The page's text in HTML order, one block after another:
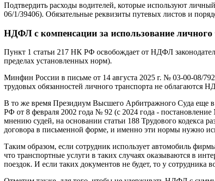
Подтвердить расходы водителей, которые используют
06/1/39406). Обязательные реквизиты путевых листов и
НДФЛ с компенсации за использование личного
Пункт 1 статьи 217 НК РФ освобождает от НДФЛ
пределах установленных норм).
Минфин России в письме от 14 августа 2025 г. № 03-00-08/
трудовых обязанностей личного транспорта не облагаются
В то же время Президиум Высшего Арбитражного Суда еще в
РФ от 8 февраля 2002 года № 92 (с 2024 года -
мнению судей, на основании статьи 188 Трудового кодекса
договора в письменной форме, и именно эти нормы нужно
Таким образом, если сотрудник использует автомобиль
что транспортные услуги в таких случаях оказываются в
поездок. И если таких документов не будет, то у сотрудника